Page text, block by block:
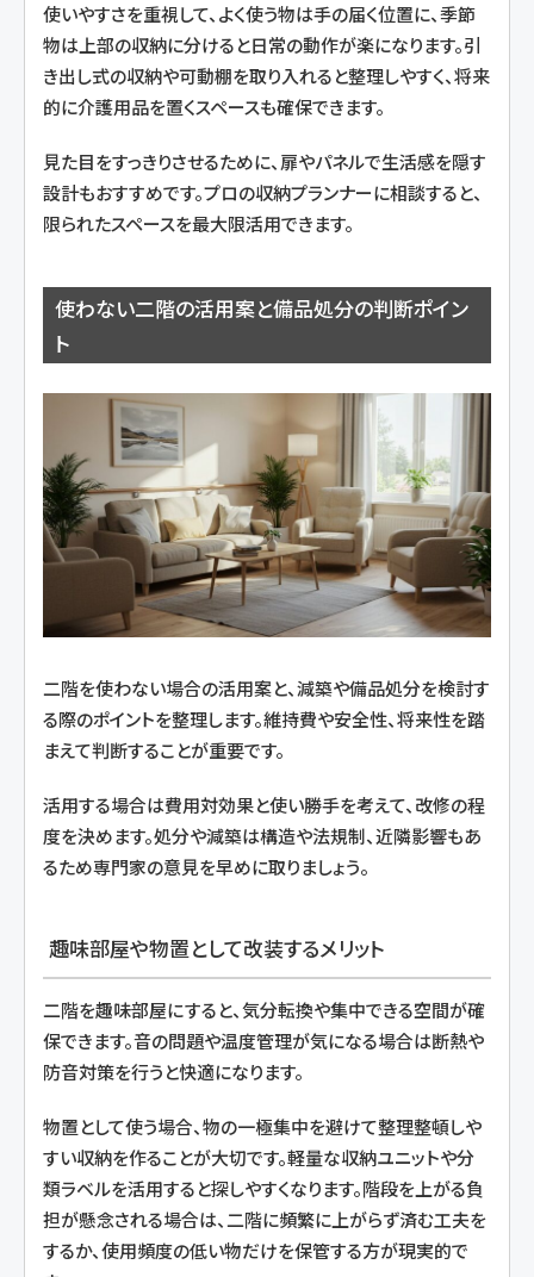
使いやすさを重視して、よく使う物は手の届く位置に、季節
物は上部の収納に分けると日常の動作が楽になります。引
き出し式の収納や可動棚を取り入れると整理しやすく、将来
的に介護用品を置くスペースも確保できます。
見た目をすっきりさせるために、扉やパネルで生活感を隠す
設計もおすすめです。プロの収納プランナーに相談すると、
限られたスペースを最大限活用できます。
使わない二階の活用案と備品処分の判断ポイン
ト
二階を使わない場合の活用案と、減築や備品処分を検討す
る際のポイントを整理します。維持費や安全性、将来性を踏
まえて判断することが重要です。
活用する場合は費用対効果と使い勝手を考えて、改修の程
度を決めます。処分や減築は構造や法規制、近隣影響もあ
るため専門家の意見を早めに取りましょう。
趣味部屋や物置として改装するメリット
二階を趣味部屋にすると、気分転換や集中できる空間が確
保できます。音の問題や温度管理が気になる場合は断熱や
防音対策を行うと快適になります。
物置として使う場合、物の一極集中を避けて整理整頓しや
すい収納を作ることが大切です。軽量な収納ユニットや分
類ラベルを活用すると探しやすくなります。階段を上がる負
担が懸念される場合は、二階に頻繁に上がらず済む工夫を
するか、使用頻度の低い物だけを保管する方が現実的で